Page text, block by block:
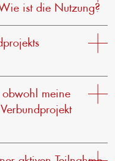
ist die Nutzung?
zu Beginn mit
werden die
zeitlichen
hier gilt, dass
behandelt werden.
meine